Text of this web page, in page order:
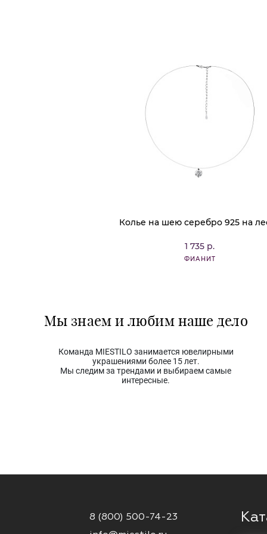
Колье на шею серебро 925 на
1 735 р.
ФИАНИТ
Мы знаем и любим наше дело
Команда MIESTILO занимается ювелирными
украшениями более 15 лет.
Мы следим за трендами и выбираем самые
интересные.
8 (800) 500-74-23